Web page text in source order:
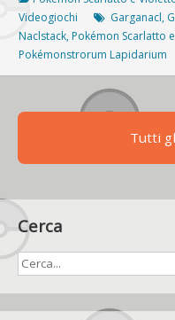
Naclstack
e
Garganacl,
Glimmet
Glimmora,
Videogiochi
Garganacl,
Naclstack, Pokémon Scarlatto
Pokémonstrorum Lapidarium
Tutti
Cerca